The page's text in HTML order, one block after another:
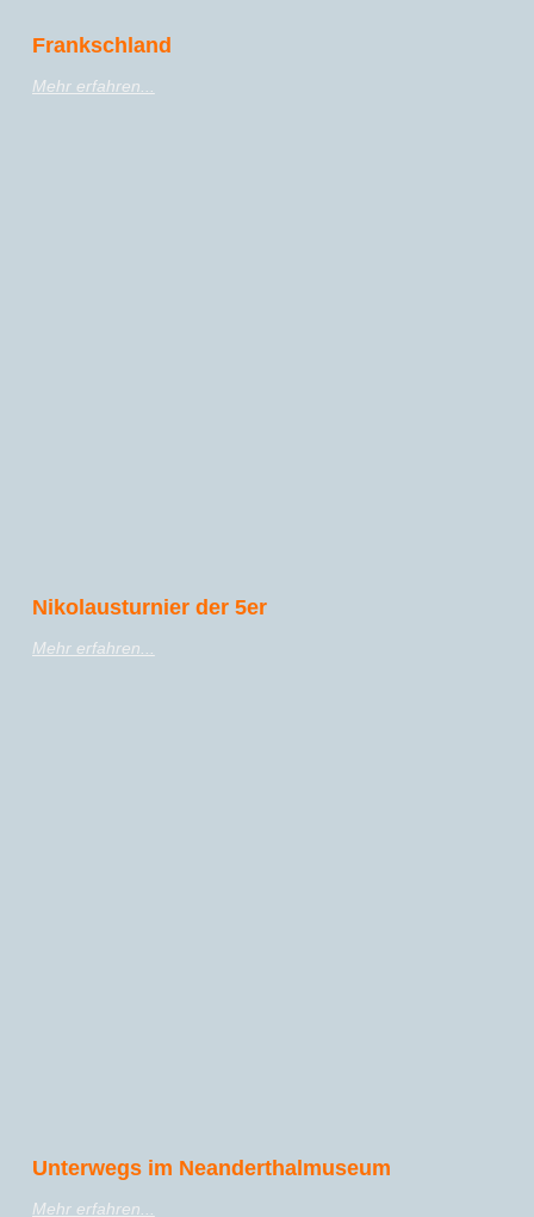
Frankschland
Mehr erfahren...
Nikolausturnier der 5er
Mehr erfahren...
Unterwegs im Neanderthalmuseum
Mehr erfahren...